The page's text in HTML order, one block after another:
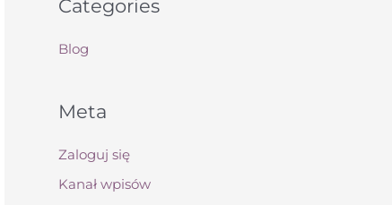
Categories
Blog
Meta
Zaloguj się
Kanał wpisów